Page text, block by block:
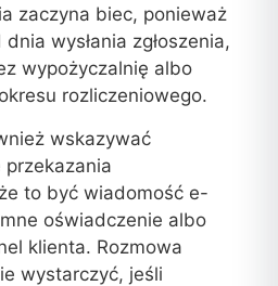
zaczyna biec, ponieważ
wysłania zgłoszenia,
wypożyczalnię albo
rozliczeniowego.
wskazywać
to być wiadomość e-
oświadczenie albo
klienta. Rozmowa
wystarczyć, jeśli